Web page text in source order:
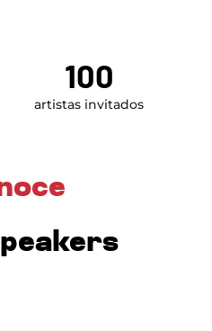
artistas invitados
100